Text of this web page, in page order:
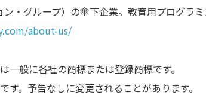
・グループ）の傘下企業。教育用プログラミ
about-us/
般に各社の商標または登録商標です。
。予告なしに変更されることがあります。